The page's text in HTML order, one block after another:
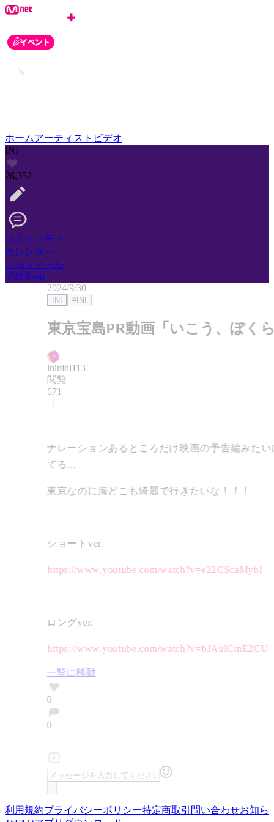
ホームアーティスト ビデオ
INI
26,352
コミュニティ
カレンダー
プロフィール
SNS Feed
2024/9/30
INI #INI
東京宝島PR動画「いこう、ぼく
島」
ininini113
閲覧
671
ナレーションあるところだけ映画の予告編みたい
てる...
東京なのに海どこも綺麗で行きたいな！！！
ショートver.
https://www.youtube.com/watch?v=e22CScaMybI
ロングver.
https://www.youtube.com/watch?v=bJAulCmE2CU
一覧に移動
0
0
利用規約プライバシーポリシー特定商取引 問い合わせお知ら